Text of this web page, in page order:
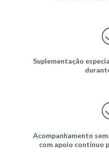
Suplementação
Acompanhamento
com apoio contínuo